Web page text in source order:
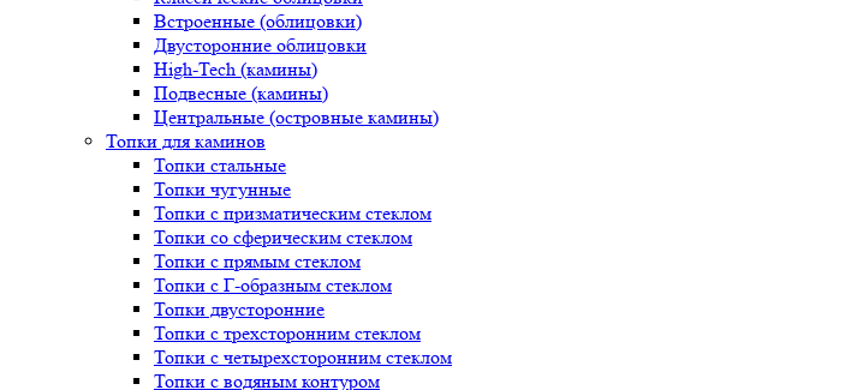
Встроенные (облицовки)
Двусторонние облицовки
High-Tech (камины)
Подвесные (камины)
Центральные (островные камины)
Топки для каминов
Топки стальные
Топки чугунные
Топки с призматическим стеклом
Топки со сферическим стеклом
Топки с прямым стеклом
Топки с Г-образным стеклом
Топки двусторонние
Топки с трехсторонним стеклом
Топки с четырехсторонним стеклом
Топки с водяным контуром